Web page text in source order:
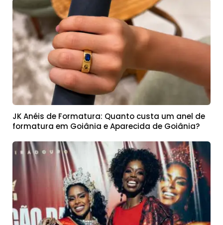
JK Anéis de Formatura: Quanto custa um anel de
formatura em Goiânia e Aparecida de Goiânia?